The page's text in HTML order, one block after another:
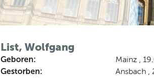
List, Wolfgang
Geboren: Mainz ,
Gestorben: Ansbach ,